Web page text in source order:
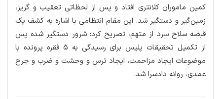
کمین ماموران کلانتری افتاد و پس از لحظاتی تعقیب و گریز،
زمین‌گیر و دستگیر شد. این مقام انتظامی با اشاره به کشف یک
قبضه سلاح سرد از متهم، تصریح کرد: شرور دستگیر شده پس
از تکمیل تحقیقات پلیس برای رسیدگی به ۵ فقره پرونده با
موضوعات ایجاد مزاحمت، ایجاد ترس و وحشت و ضرب و جرح
عمدی، روانه دادسرا شد.